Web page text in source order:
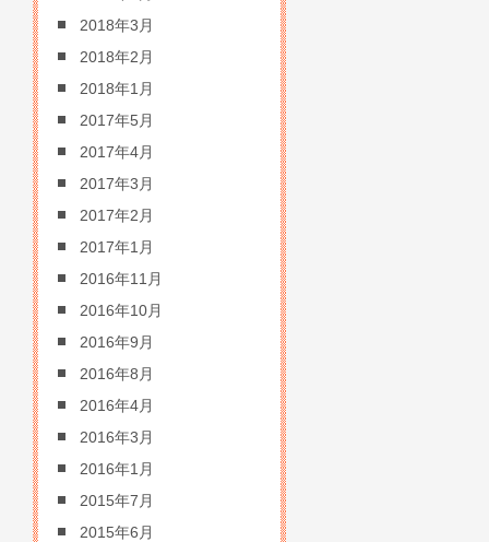
2018年3月
2018年2月
2018年1月
2017年5月
2017年4月
2017年3月
2017年2月
2017年1月
2016年11月
2016年10月
2016年9月
2016年8月
2016年4月
2016年3月
2016年1月
2015年7月
2015年6月